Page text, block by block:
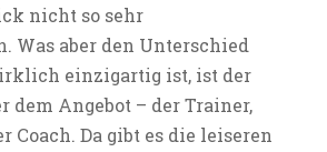
nicht so sehr
Was aber den Unterschied
einzigartig ist, ist der
dem Angebot – der Trainer,
Coach. Da gibt es die leiseren